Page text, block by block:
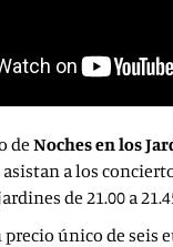
de Noches en los
asistan a los
de 21.00 a
único de seis